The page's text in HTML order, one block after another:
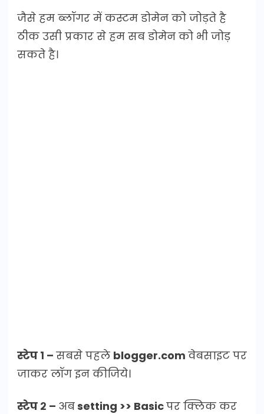
जैसे हम ब्लॉगर में कस्टम डोमेन को जोड़ते है
ठीक उसी प्रकार से हम सब डोमेन को भी जोड़
सकते है।
स्टेप १ – सबसे पहले blogger.com वेबसाइट पर
जाकर लॉग इन कीजिये।
स्टेप २ – अबsetting >> Basicपर क्लिक कर